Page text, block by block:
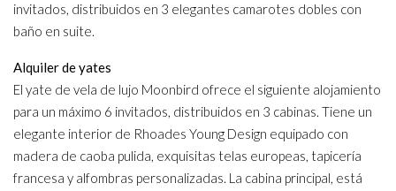
invitados, distribuidos en 3 elegantes camarotes dobles con
baño en suite.
Alquiler de yates
El yate de vela de lujo Moonbird ofrece el siguiente alojamiento
para un máximo 6 invitados, distribuidos en 3 cabinas. Tiene un
elegante interior de Rhoades Young Design equipado con
madera de caoba pulida, exquisitas telas europeas, tapicería
francesa y alfombras personalizadas. La cabina principal, está